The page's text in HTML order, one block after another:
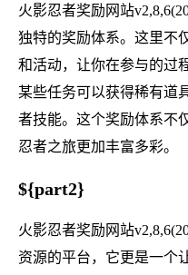
火影忍者奖励网站
独特的奖励体系。这里不
和活动，让你在参与的过
某些任务可以获得稀有道
者技能。这个奖励体系不
忍者之旅更加丰富多彩。
${part2}
火影忍者奖励网站
资源的平台，它更是一个